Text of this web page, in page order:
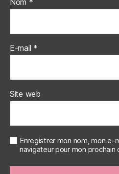
Nom *
E-mail *
Site web
Enregistrer mon nom, mon e-
navigateur pour mon prochain